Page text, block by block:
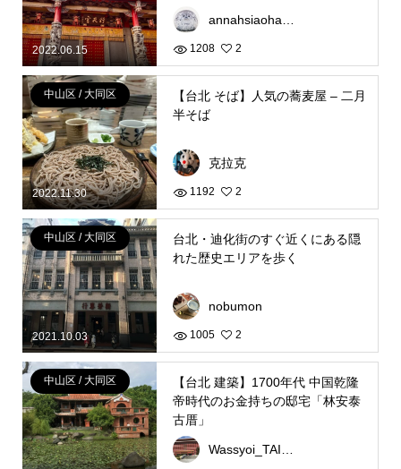
2022.06.15 1208 2
2022.11.30
中山区 / 大同区
【台北 そば】人気の蕎麦屋 – 二月
半そば
克拉克
1192 2
2021.10.03
中山区 / 大同区
台北・迪化街のすぐ近くにある隠
れた歴史エリアを歩く
nobumon
1005 2
中山区 / 大同区
【台北 建築】1700年代 中国乾隆
帝時代のお金持ちの邸宅「林安泰
古厝」